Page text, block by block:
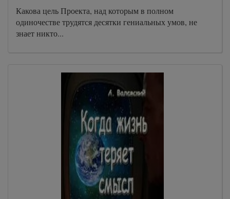
Какова цель Проекта, над которым в полном
одиночестве трудятся десятки гениальных умов, не
знает никто...